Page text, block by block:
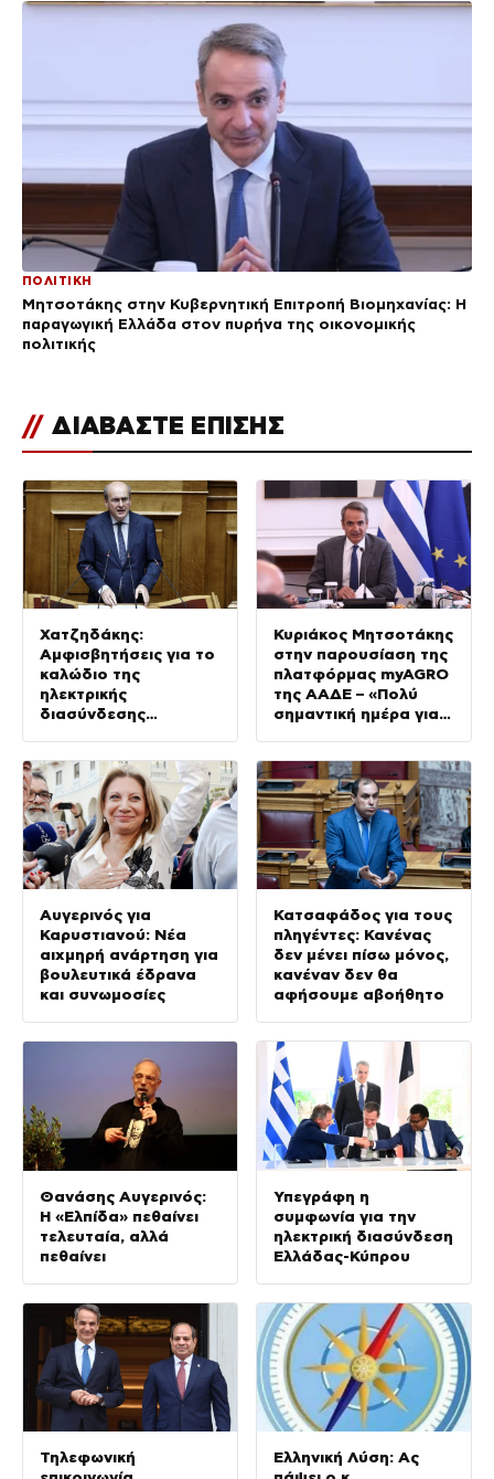
ΠΟΛΙΤΙΚΗ
Μητσοτάκης στην Κυβερνητική Επιτροπή Βιομηχανίας: Η
παραγωγική Ελλάδα στον πυρήνα της οικονομικής
πολιτικής
// ΔΙΑΒΑΣΤΕ ΕΠΙΣΗΣ
Χατζηδάκης:
Αμφισβητήσεις για το
καλώδιο της
ηλεκτρικής
διασύνδεσης
Κυριάκος Μητσοτάκης
στην παρουσίαση της
πλατφόρμας myAGRO
της ΑΑΔΕ – «Πολύ
σημαντική ημέρα για
Αυγερινός για
Καρυστιανού: Νέα
αιχμηρή ανάρτηση για
βουλευτικά έδρανα
και συνωμοσίες
Κατσαφάδος για τους
πληγέντες: Κανένας
δεν μένει πίσω μόνος,
κανέναν δεν θα
αφήσουμε αβοήθητο
Θανάσης Αυγερινός:
Η «Ελπίδα» πεθαίνει
τελευταία, αλλά
πεθαίνει
Υπεγράφη η
συμφωνία για την
ηλεκτρική διασύνδεση
Ελλάδας-Κύπρου
Τηλεφωνική
Ελληνική Λύση: Ας